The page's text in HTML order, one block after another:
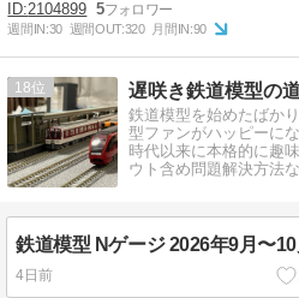
2104899 5
週間IN:30 週間OUT:320 月間IN:90
18 遅咲き鉄道模型の
鉄道模型を始めたばか
型ファンがハッピーに
時代以来に本格的に趣
ウト含め問題解決方法
4日前